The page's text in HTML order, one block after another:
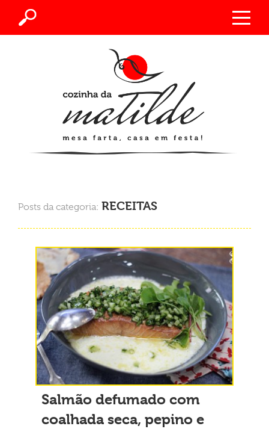
Posts da categoria: RECEITAS
Salmão defumado com
coalhada seca, pepino e